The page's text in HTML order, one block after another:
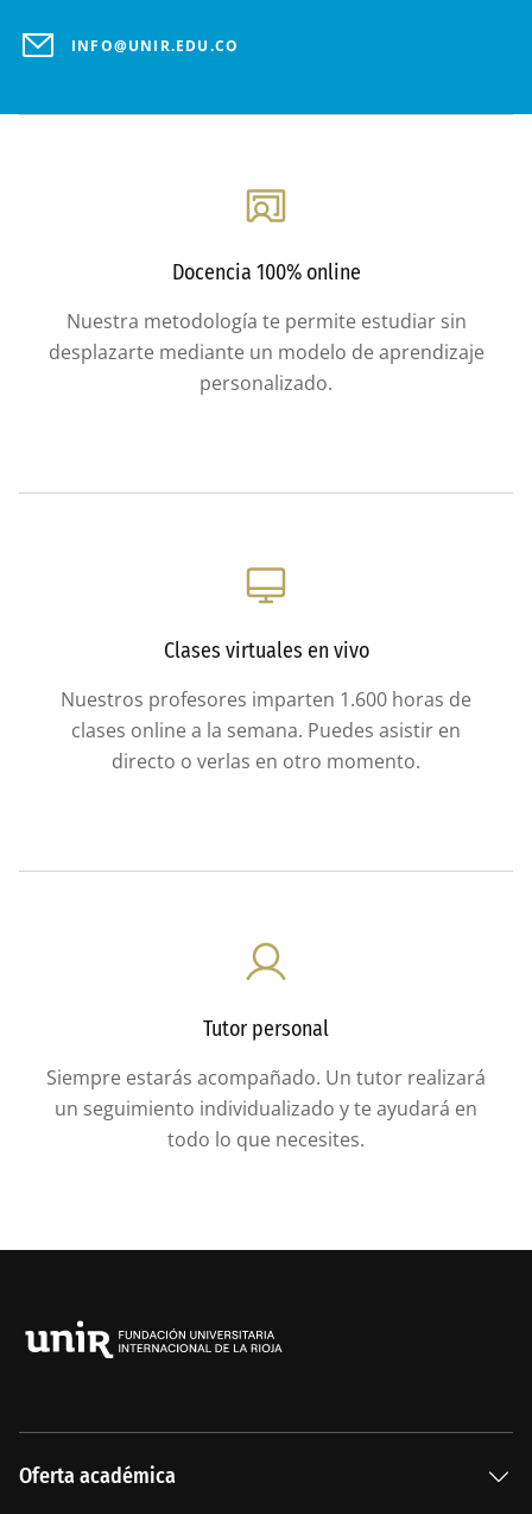
INFO@UNIR.EDU.CO
Docencia 100% online
Nuestra metodología te permite estudiar sin
desplazarte mediante un modelo de aprendizaje
personalizado.
Clases virtuales en vivo
Nuestros profesores imparten 1.600 horas de
clases online a la semana. Puedes asistir en
directo o verlas en otro momento.
Tutor personal
Siempre estarás acompañado. Un tutor realizará
un seguimiento individualizado y te ayudará en
todo lo que necesites.
Oferta académica